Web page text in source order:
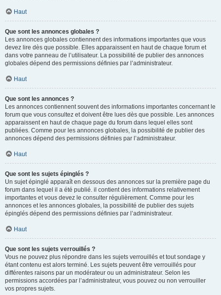
Haut
Que sont les annonces globales ?
Les annonces globales contiennent des informations importantes que vous
devez lire dès que possible. Elles apparaissent en haut de chaque forum et
dans votre panneau de l’utilisateur. La possibilité de publier des annonces
globales dépend des permissions définies par l’administrateur.
Haut
Que sont les annonces ?
Les annonces contiennent souvent des informations importantes concernant le
forum que vous consultez et doivent être lues dès que possible. Les annonces
apparaissent en haut de chaque page du forum dans lequel elles sont
publiées. Comme pour les annonces globales, la possibilité de publier des
annonces dépend des permissions définies par l’administrateur.
Haut
Que sont les sujets épinglés ?
Un sujet épinglé apparaît en dessous des annonces sur la première page du
forum dans lequel il a été publié. il contient des informations relativement
importantes et vous devez le consulter régulièrement. Comme pour les
annonces et les annonces globales, la possibilité de publier des sujets
épinglés dépend des permissions définies par l’administrateur.
Haut
Que sont les sujets verrouillés ?
Vous ne pouvez plus répondre dans les sujets verrouillés et tout sondage y
étant contenu est alors terminé. Les sujets peuvent être verrouillés pour
différentes raisons par un modérateur ou un administrateur. Selon les
permissions accordées par l’administrateur, vous pouvez ou non verrouiller
vos propres sujets.